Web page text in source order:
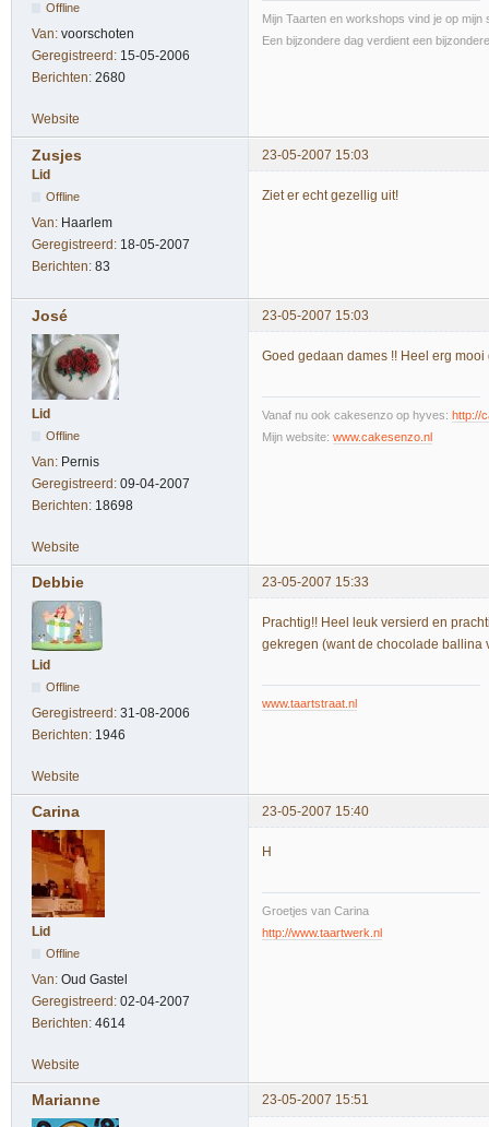
Offline
Van: voorschoten
Geregistreerd: 15-05-2006
Berichten: 2680
Mijn Taarten en workshops vind je op mijn
Een bijzondere dag verdient een
Website
Zusjes
23-05-2007 15:03
Lid
Offline
Van: Haarlem
Geregistreerd: 18-05-2007
Berichten: 83
Ziet er echt gezellig uit!
José 23-05-2007 15:03
Lid
Offline
Van: Pernis
Geregistreerd: 09-04-2007
Berichten: 18698
Goed gedaan dames !! Heel erg mooi
Vanaf nu ook cakesenzo op hyves: http://
Mijn website: www.cakesenzo.nl
Website
Debbie 23-05-2007 15:33
Lid
Offline
Geregistreerd: 31-08-2006
Berichten: 1946
Prachtig!! Heel leuk versierd en
gekregen (want de chocolade ballina
www.taartstraat.nl
Website
Carina 23-05-2007 15:40
Lid
Offline
Van: Oud Gastel
Geregistreerd: 02-04-2007
Berichten: 4614
H
Groetjes van Carina
http://www.taartwerk.nl
Website
Marianne 23-05-2007 15:51